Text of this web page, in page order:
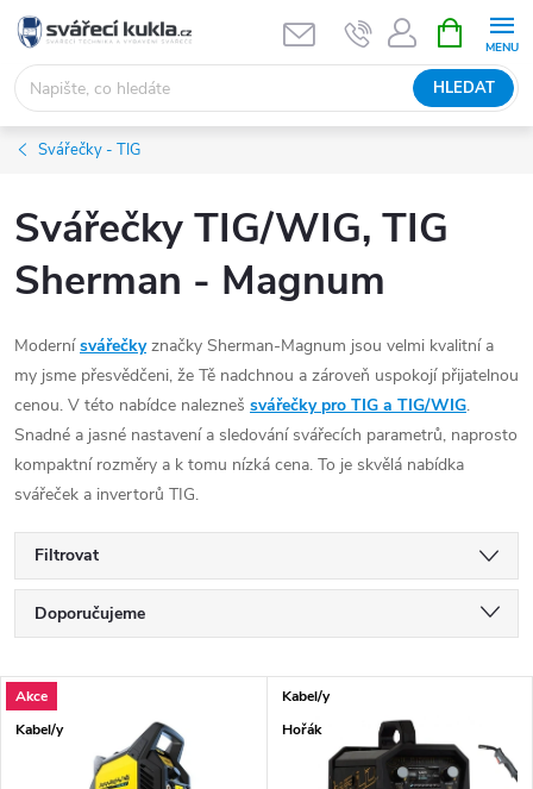
Přejít na obsah
HLEDAT
Svářečky - TIG
Svářečky TIG/WIG, TIG
Sherman - Magnum
Modernísvářečkyznačky Sherman-Magnum jsou velmi kvalitní a
my jsme přesvědčeni, že Tě nadchnou a zároveň uspokojí přijatelnou
cenou. V této nabídce nalezneš svářečky pro TIG a TIG/WIG.
Snadné a jasné nastavení a sledování svářecích parametrů, naprosto
kompaktní rozměry a k tomu nízká cena. To je skvělá nabídka
svářeček a invertorů TIG.
Filtrovat
Řazení produktů
Doporučujeme
Nejdražší
Nejprodávanější
Výpis produktů
Akce
Kabel/y
Kabel/y
Hořák